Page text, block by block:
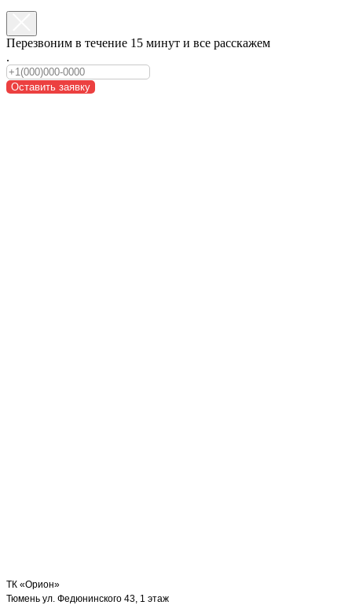
ТК «Орион»
Тюмень ул. Федюнинского 43, 1 этаж
Перезвоним в течение 15 минут и все расскажем
.
Оставить заявку